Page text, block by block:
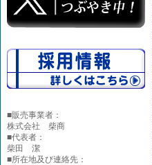
■販売事業者：
株式会社 柴商
■代表者：
柴田 潔
■所在地及び連絡先：